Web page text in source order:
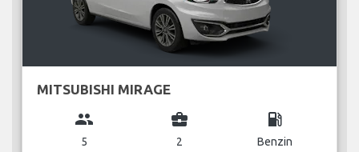
MITSUBISHI MIRAGE
group
5
business_center
2
local_gas_station
Benzin